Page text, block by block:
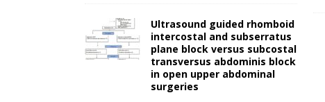
Ultrasound guided rhomboid
intercostal and subserratus
plane block versus subcostal
transversus abdominis block
in open upper abdominal
surgeries